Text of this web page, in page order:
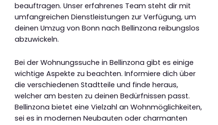
beauftragen. Unser erfahrenes Team steht dir mit
umfangreichen Dienstleistungen zur Verfügung, um
deinen Umzug von Bonn nach Bellinzona reibungslos
abzuwickeln.
Bei der Wohnungssuche in Bellinzona gibt es einige
wichtige Aspekte zu beachten. Informiere dich über
die verschiedenen Stadtteile und finde heraus,
welcher am besten zu deinen Bedürfnissen passt.
Bellinzona bietet eine Vielzahl an Wohnmöglichkeiten,
sei es in modernen Neubauten oder charmanten